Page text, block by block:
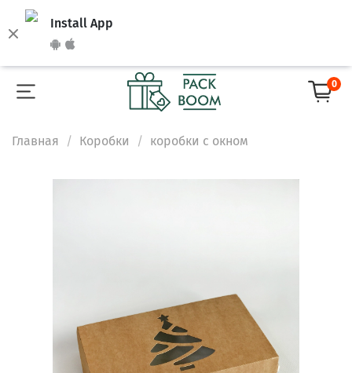
Install App
0
Главная Коробки коробки с окном